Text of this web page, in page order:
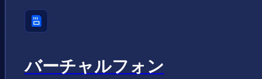
バーチャルフォン